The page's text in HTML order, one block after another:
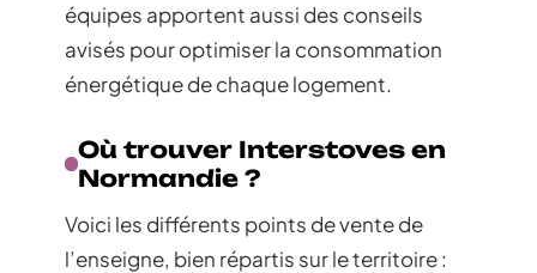
équipes apportent aussi des conseils
avisés pour optimiser la consommation
énergétique de chaque logement.
Où trouver Interstoves en
Normandie ?
Voici les différents points de vente de
l’enseigne, bien répartis sur le territoire :